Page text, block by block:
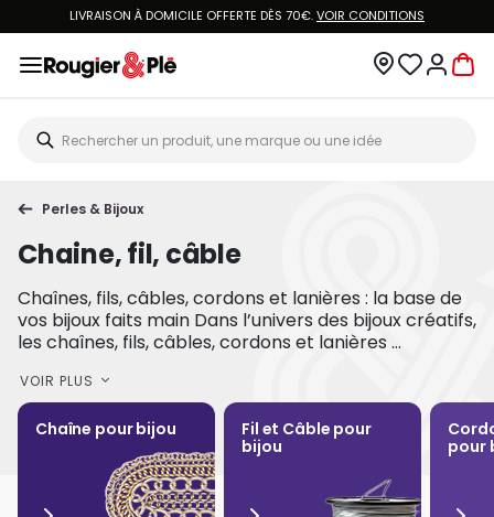
LIVRAISON À DOMICILE OFFERTE DÈS 70€.VOIR CONDITIONS
Perles & Bijoux
Chaine, fil, câble
Chaînes, fils, câbles, cordons et lanières : la base de
vos bijoux faits main Dans l’univers des bijoux créatifs,
les chaînes, fils, câbles, cordons et lanières ...
VOIR PLUS
Chaîne pour bijou
Fil et Câble pour
bijou
pour